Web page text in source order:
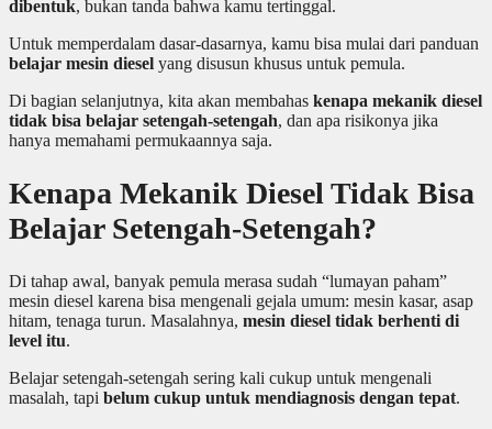
dibentuk, bukan tanda bahwa kamu tertinggal.
Untuk memperdalam dasar-dasarnya, kamu bisa mulai dari panduan
belajar mesin diesel yang disusun khusus untuk pemula.
Di bagian selanjutnya, kita akan membahas kenapa mekanik diesel
tidak bisa belajar setengah-setengah, dan apa risikonya jika
hanya memahami permukaannya saja.
Kenapa Mekanik Diesel Tidak Bisa
Belajar Setengah-Setengah?
Di tahap awal, banyak pemula merasa sudah “lumayan paham”
mesin diesel karena bisa mengenali gejala umum: mesin kasar, asap
hitam, tenaga turun. Masalahnya, mesin diesel tidak berhenti di
level itu.
Belajar setengah-setengah sering kali cukup untuk mengenali
masalah, tapi belum cukup untuk mendiagnosis dengan tepat.